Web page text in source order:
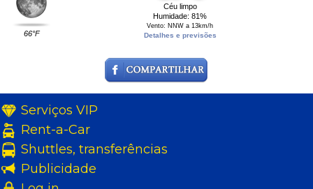
66°F
Céu limpo
Humidade: 81%
Vento: NNW a 13km/h
Detalhes e previsões
Serviços VIP
Rent-a-Car
Shuttles, transferências
Publicidade